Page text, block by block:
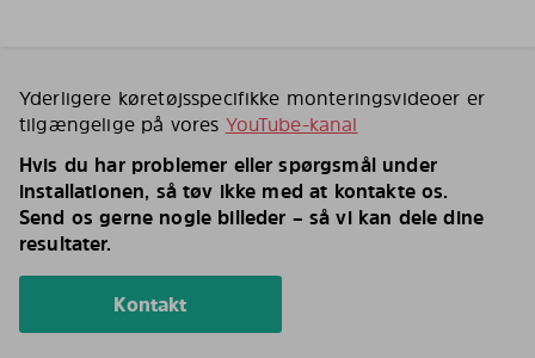
Yderligere køretøjsspecifikke monteringsvideoer er
tilgængelige på vores YouTube-kanal
Hvis du har problemer eller spørgsmål under
installationen, så tøv ikke med at kontakte os.
Send os gerne nogle billeder – så vi kan dele dine
resultater.
Kontakt